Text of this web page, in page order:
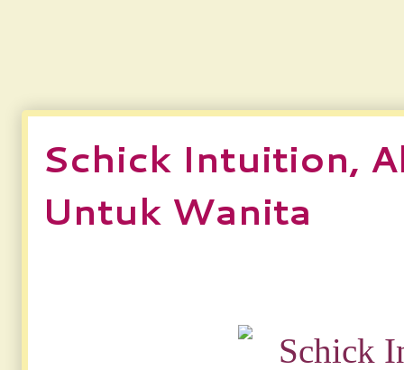
Schick Intuition,
Untuk Wanita